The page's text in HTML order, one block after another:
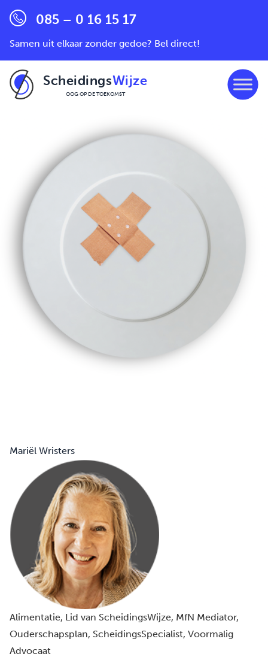
085 – 0 16 15 17
Samen uit elkaar zonder gedoe? Bel direct!
ScheidingsWijze
OOG OP DE TOEKOMST
Mariël Wristers
Alimentatie, Lid van ScheidingsWijze, MfN Mediator
Ouderschapsplan, ScheidingsSpecialist, Voormalig
Advocaat